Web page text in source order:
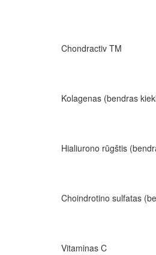
Chondractiv TM
Kolagenas (bendras
Hialiurono rūgštis
Choindrotino sulfatas
Vitaminas C